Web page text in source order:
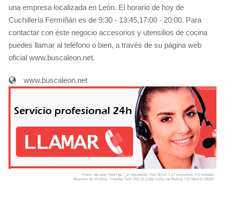
una empresa localizada en León. El horario de hoy de
Cuchillería Fermiñán es de 9:30 - 13:45,17:00 - 20:00. Para
contactar con éste negocio accesorios y utensilios de cocina
puedes llamar al teléfono o bien, a través de su página web
oficial www.buscaleon.net.
www.buscaleon.net